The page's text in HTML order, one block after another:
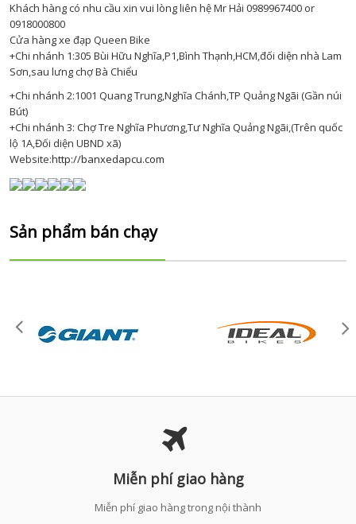
Khách hàng có nhu cầu xin vui lòng liên hệ Mr Hải 0989967400 or
0918000800
Cửa hàng xe đạp Queen Bike
+Chi nhánh 1:305 Bùi Hữu Nghĩa,P1,Bình Thạnh,HCM,đối diện nhà Lam
Sơn,sau lưng chợ Bà Chiểu
+Chi nhánh 2:1001 Quang Trung,Nghĩa Chánh,TP Quảng Ngãi (Gần núi
Bút)
+Chi nhánh 3: Chợ Tre Nghĩa Phương,Tư Nghĩa Quảng Ngãi,(Trên quốc
lộ 1A,Đối diện UBND xã)
Website:http://banxedapcu.com
Sản phẩm bán chạy
Miễn phí giao hàng
Miễn phí giao hàng trong nội thành